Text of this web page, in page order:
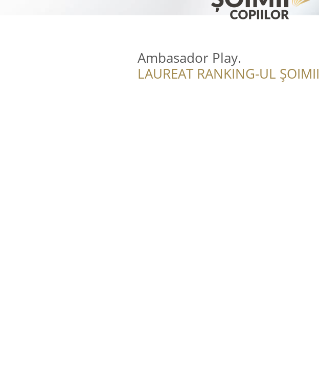
Ambasador Play‎.
LAUREAT RANKING-UL ȘOIMII